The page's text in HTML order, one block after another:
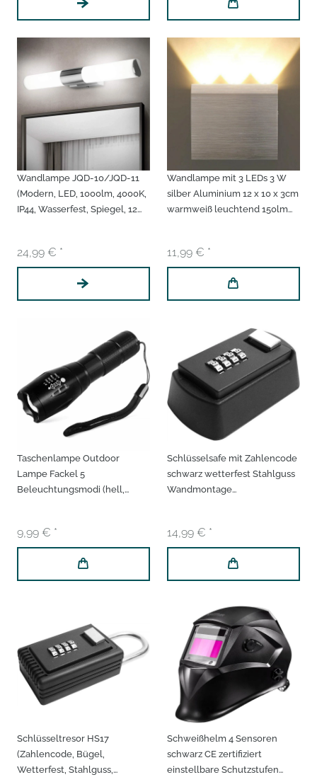
Wandlampe JQD-10/JQD-11
(Modern, LED, 1000lm, 4000K,
IP44, Wasserfest, Spiegel, 12W,
24,99 € *
Wandlampe mit 3 LEDs 3 W
silber Aluminium 12 x 10 x 3cm
warmweiß leuchtend 150lm
11,99 € *
Taschenlampe Outdoor
Lampe Fackel 5
Beleuchtungsmodi (hell,
9,99 € *
Schlüsselsafe mit Zahlencode
schwarz wetterfest Stahlguss
Wandmontage
14,99 € *
Schlüsseltresor HS17
(Zahlencode, Bügel,
Wetterfest, Stahlguss,
Schweißhelm 4 Sensoren
schwarz CE zertifiziert
einstellbare Schutzstufen